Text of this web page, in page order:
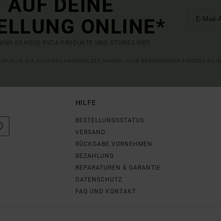
DEINE
ONLINE*
ES NEUE RVCA PRODUKTE UND STORIES GIBT.
HILFE
BESTELLUNGSSTATUS
VERSAND
RÜCKGABE VORNEHMEN
BEZAHLUNG
REPARATUREN & GARANTIE
DATENSCHUTZ
FAQ UND KONTAKT